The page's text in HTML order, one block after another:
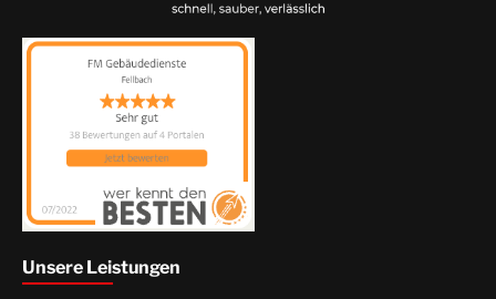
Unsere Leistungen